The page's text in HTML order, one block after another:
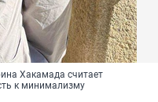
Хакамада считает
к минимализму